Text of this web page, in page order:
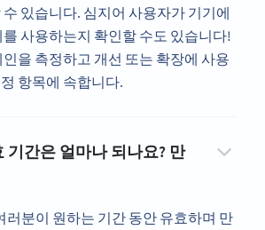
있습니다. 심지어 사용자가 기기에
사용하는지 확인할 수도 있습니다!
을 측정하고 개선 또는 확장에 사용
항목에 속합니다.
기간은 얼마나 되나요? 만
러분이 원하는 기간 동안 유효하며 만